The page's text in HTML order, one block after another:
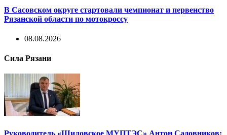
В Сасовском округе стартовали чемпионат и первенство
Рязанской области по мотокроссу
08.08.2026
Сила Рязани
Руководитель «Шиловское МУПТЭС» Антон Садовников: